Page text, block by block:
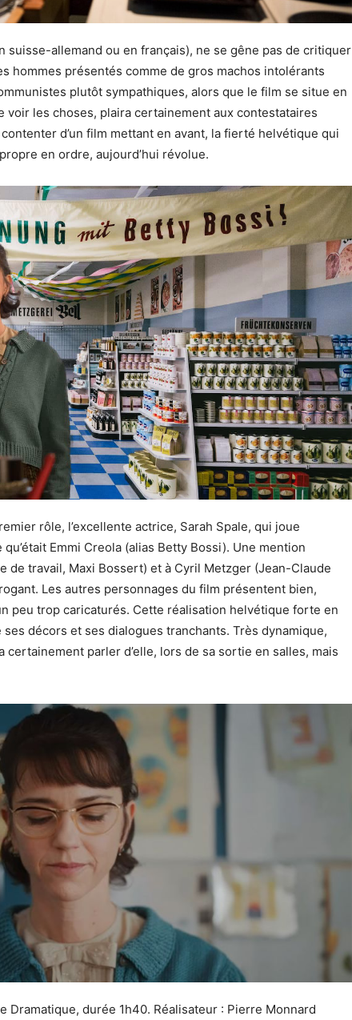
suisse-allemand ou en français), ne se gêne pas de critiquer
hommes présentés comme de gros machos intolérants
plutôt sympathiques, alors que le film se situe en
voir les choses, plaira certainement aux contestataires
d’un film mettant en avant, la fierté helvétique qui
en ordre, aujourd’hui révolue.
rôle, l’excellente actrice, Sarah Spale, qui joue
Emmi Creola (alias Betty Bossi). Une mention
de travail, Maxi Bossert) et à Cyril Metzger (Jean-Claude
Les autres personnages du film présentent bien,
peu trop caricaturés. Cette réalisation helvétique forte en
décors et ses dialogues tranchants. Très dynamique,
parler d’elle, lors de sa sortie en salles, mais
Dramatique, durée 1h40. Réalisateur : Pierre Monnard